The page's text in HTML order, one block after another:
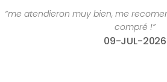
“me atendieron muy bien, me
compré !”
09-JUL-2026